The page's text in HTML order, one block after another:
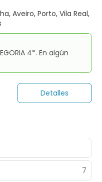
Aveiro, Porto, Vila Real,
4*. En algún
Detalles
7